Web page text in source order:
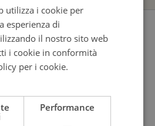
ITALIAN
utilizza i cookie per
esperienza di
il nostro sito web
i cookie in conformità
per i cookie.
Performance